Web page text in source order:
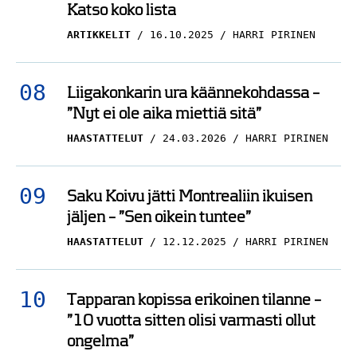
Katso koko lista
ARTIKKELIT 16.10.2025 HARRI PIRINEN
Liigakonkarin ura käännekohdassa –
”Nyt ei ole aika miettiä sitä”
HAASTATTELUT 24.03.2026 HARRI PIRINEN
Saku Koivu jätti Montrealiin ikuisen
jäljen – ”Sen oikein tuntee”
HAASTATTELUT 12.12.2025 HARRI PIRINEN
Tapparan kopissa erikoinen tilanne –
”10 vuotta sitten olisi varmasti ollut
ongelma”